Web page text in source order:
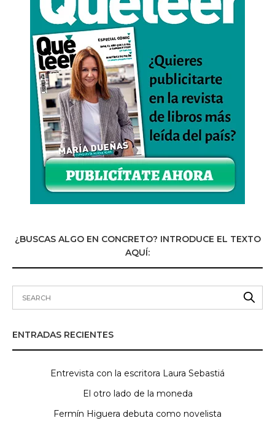
¿BUSCAS ALGO EN CONCRETO? INTRODUCE EL TEXTO
AQUÍ:
ENTRADAS RECIENTES
Entrevista con la escritora Laura Sebastiá
El otro lado de la moneda
Fermín Higuera debuta como novelista